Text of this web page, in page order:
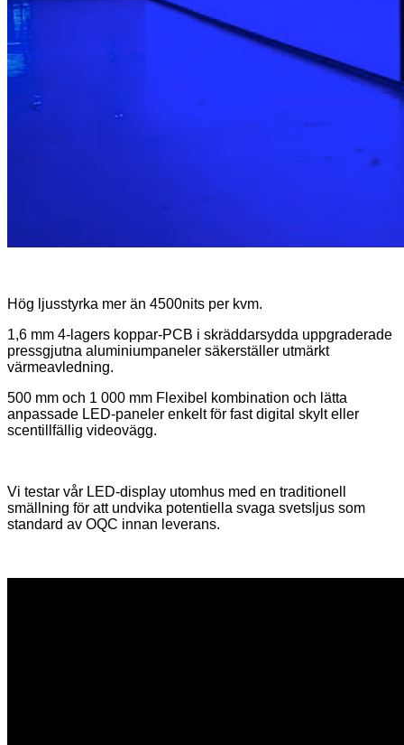
Hög ljusstyrka mer än 4500nits per kvm.
1,6 mm 4-lagers koppar-PCB i skräddarsydda uppgraderade
pressgjutna aluminiumpaneler säkerställer utmärkt
värmeavledning.
500 mm och 1 000 mm Flexibel kombination och lätta
anpassade LED-paneler enkelt för fast digital skylt eller
scentillfällig videovägg.
Vi testar vår LED-display utomhus med en traditionell
smällning för att undvika potentiella svaga svetsljus som
standard av OQC innan leverans.